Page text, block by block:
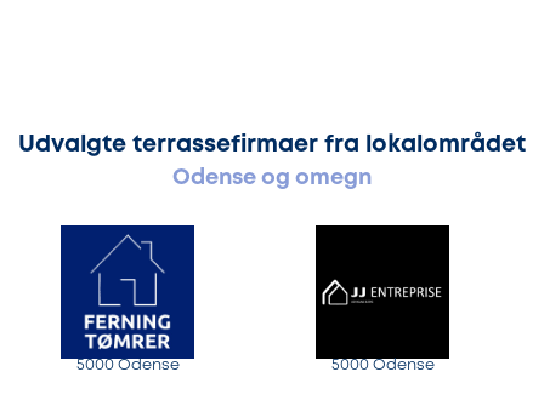
Udvalgte terrassefirmaer fra lokalområdet
Odense og omegn
5000 Odense 5000 Odense